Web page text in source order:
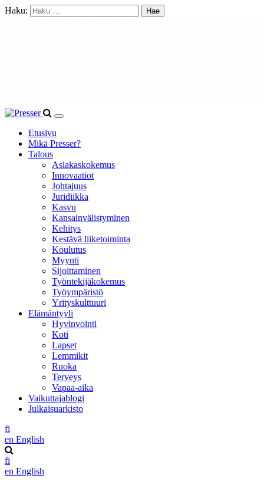
Haku:
Etusivu
Mikä Presser?
Talous
Asiakaskokemus
Innovaatiot
Johtajuus
Juridiikka
Kasvu
Kansainvälistyminen
Kehitys
Kestävä liiketoiminta
Koulutus
Myynti
Sijoittaminen
Työntekijäkokemus
Työympäristö
Yrityskulttuuri
Elämäntyyli
Hyvinvointi
Koti
Lapset
Lemmikit
Ruoka
Terveys
Vapaa-aika
Vaikuttajablogi
Julkaisuarkisto
fi
en English
fi
en English